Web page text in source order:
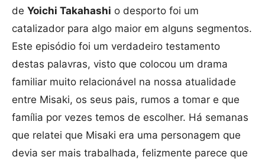
de Yoichi Takahashi o desporto foi um
catalizador para algo maior em alguns segmentos.
Este episódio foi um verdadeiro testamento
destas palavras, visto que colocou um drama
familiar muito relacionável na nossa atualidade
entre Misaki, os seus pais, rumos a tomar e que
família por vezes temos de escolher. Há semanas
que relatei que Misaki era uma personagem que
devia ser mais trabalhada, felizmente parece que